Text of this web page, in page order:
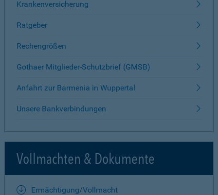
Krankenversicherung
Ratgeber
Rechengrößen
Gothaer Mitglieder-Schutzbrief (GMSB)
Anfahrt zur Barmenia in Wuppertal
Unsere Bankverbindungen
Vollmachten & Dokumente
Ermächtigung/Vollmacht